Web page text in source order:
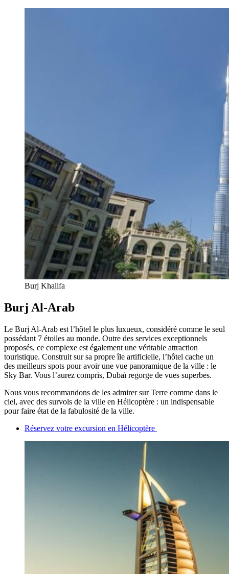
Burj Khalifa
Burj Al-Arab
Le Burj Al-Arab est l’hôtel le plus luxueux, considéré comme le seul
possédant 7 étoiles au monde. Outre des services exceptionnels
proposés, ce complexe est également une véritable attraction
touristique. Construit sur sa propre île artificielle, l’hôtel cache un
des meilleurs spots pour avoir une vue panoramique de la ville : le
Sky Bar. Vous l’aurez compris, Dubaï regorge de vues superbes.
Nous vous recommandons de les admirer sur Terre comme dans le
ciel, avec des survols de la ville en Hélicoptère : un indispensable
pour faire état de la fabulosité de la ville.
Réservez votre excursion en Hélicoptère